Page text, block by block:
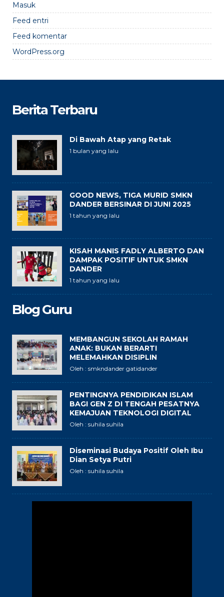
Masuk
Feed entri
Feed komentar
WordPress.org
Berita Terbaru
Di Bawah Atap yang Retak
1 bulan yang lalu
GOOD NEWS, TIGA MURID SMKN
DANDER BERSINAR DI JUNI 2025
1 tahun yang lalu
KISAH MANIS FADLY ALBERTO DAN
DAMPAK POSITIF UNTUK SMKN
DANDER
1 tahun yang lalu
Blog Guru
MEMBANGUN SEKOLAH RAMAH
ANAK: BUKAN BERARTI
MELEMAHKAN DISIPLIN
Oleh : smkndander gatidander
PENTINGNYA PENDIDIKAN ISLAM
BAGI GEN Z DI TENGAH PESATNYA
KEMAJUAN TEKNOLOGI DIGITAL
Oleh : suhila suhila
Diseminasi Budaya Positif Oleh Ibu
Dian Setya Putri
Oleh : suhila suhila